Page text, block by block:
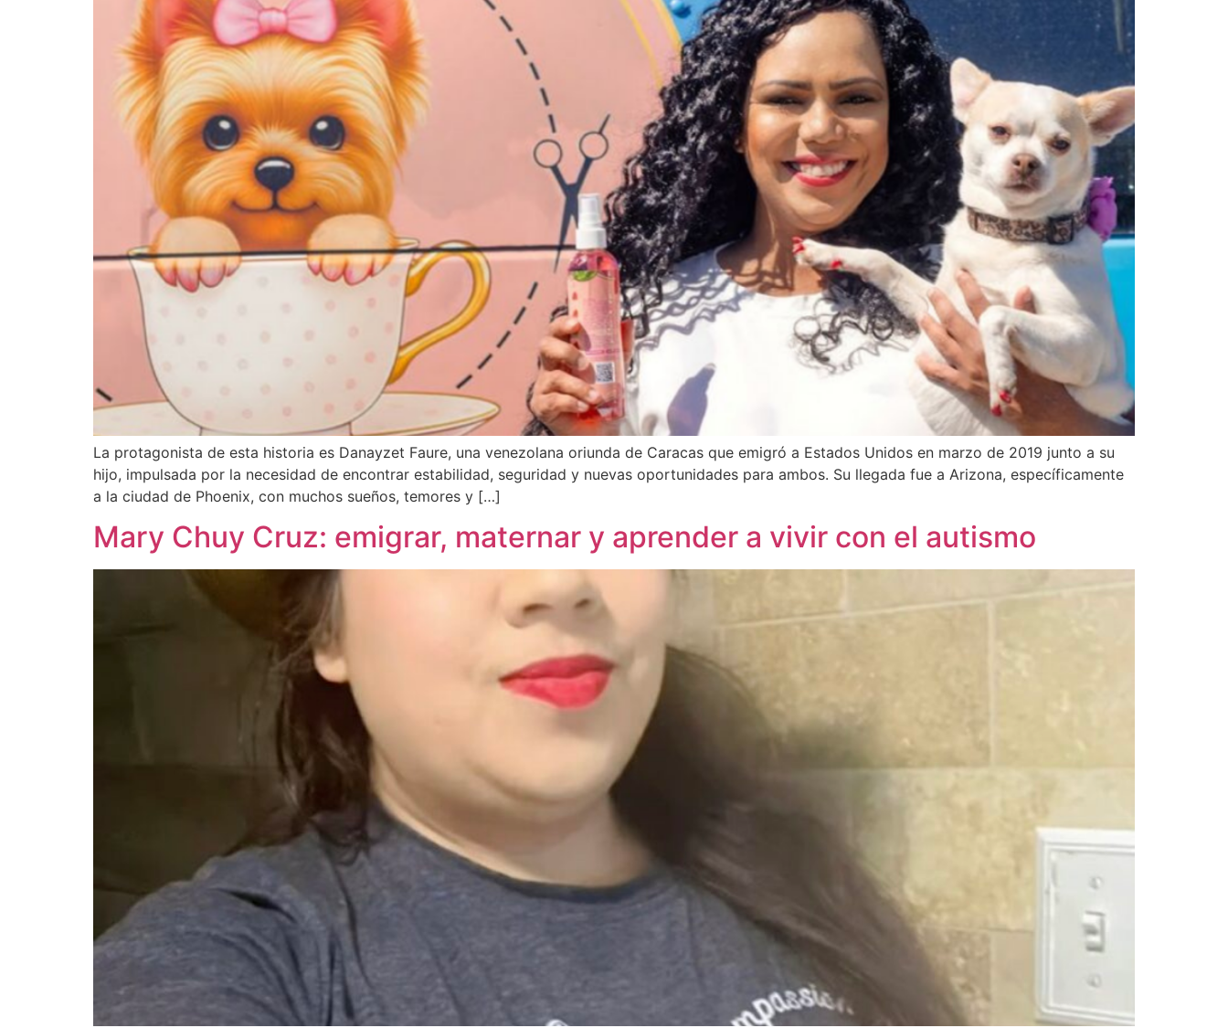
La protagonista de esta historia es Danayzet Faure, una venezolana oriunda de Caracas que emigró a Estados Unidos en marzo de 2019 junto a su
hijo, impulsada por la necesidad de encontrar estabilidad, seguridad y nuevas oportunidades para ambos. Su llegada fue a Arizona, específicamente
a la ciudad de Phoenix, con muchos sueños, temores y […]
Mary Chuy Cruz: emigrar, maternar y aprender a vivir con el autismo